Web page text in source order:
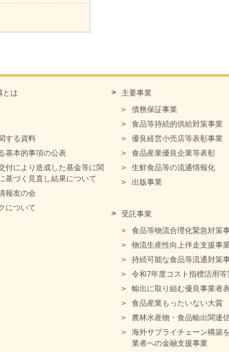
とは
する資料
基本的事項の公表
付により造成した基金等に関
基づく見直し結果について
報友の会
について
主要事業
債務保証事業
食品等持続的供給対策事業
優良経営小売店等表彰事業
食品産業優良企業等表彰
生鮮食品等の流通情報化
出版事業
受託事業
食品等物流合理化緊急対策
物流生産性向上伴走支援事
持続可能な食品等流通対策
令和7年度コスト指標活用等
輸出に取り組む優良事業者
食品産業もったいない大賞
農林水産物・食品輸出関連
海外サプライチェーン構築
業者への金融支援事業